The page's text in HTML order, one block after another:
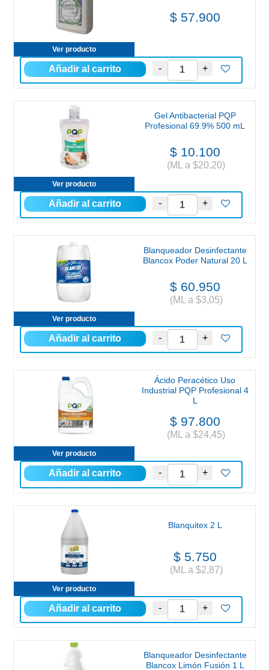
Ver producto
$ 57.900
Ver producto
Gel Antibacterial PQP
Profesional 69.9% 500 mL
$ 10.100
(ML a $20,20)
Ver producto
Blanqueador Desinfectante
Blancox Poder Natural 20 L
$ 60.950
(ML a $3,05)
Ver producto
Ácido Peracético Uso
Industrial PQP Profesional 4
L
$ 97.800
(ML a $24,45)
Ver producto
Blanquitex 2 L
$ 5.750
(ML a $2,87)
Blanqueador Desinfectante
Blancox Limón Fusión 1 L